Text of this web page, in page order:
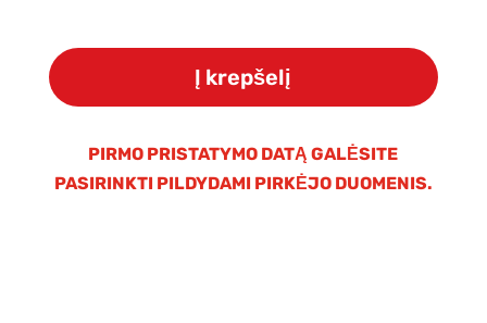
kiekis:
Kasečių
WaterLovers
Snow
Į krepšelį
PIRMO PRISTATYMO DATĄ GALĖSITE
PASIRINKTI PILDYDAMI PIRKĖJO DUOMENIS.